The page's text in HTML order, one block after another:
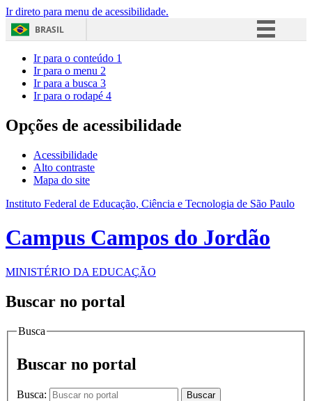
Ir direto para menu de acessibilidade.
BRASIL
Acesso à informação
Ir para o conteúdo 1
Ir para o menu 2
Ir para a busca 3
Ir para o rodapé 4
Opções de acessibilidade
Acessibilidade
Alto contraste
Mapa do site
Instituto Federal de Educação, Ciência e Tecnologia de São Paulo
Campus Campos do Jordão
MINISTÉRIO DA EDUCAÇÃO
Buscar no portal
Busca
Buscar no portal
Busca: Buscar